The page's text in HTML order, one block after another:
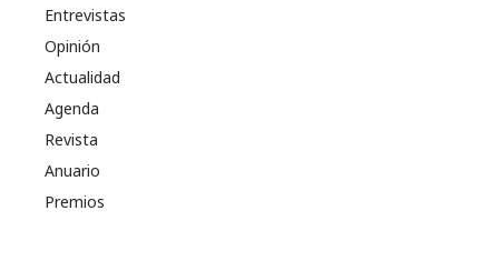
Entrevistas
Opinión
Actualidad
Agenda
Revista
Anuario
Premios